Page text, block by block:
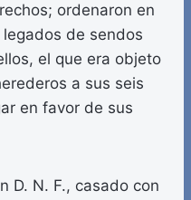
ordenaron en
de sendos
el que era objeto
a sus seis
en favor de sus
D. N. F., casado con